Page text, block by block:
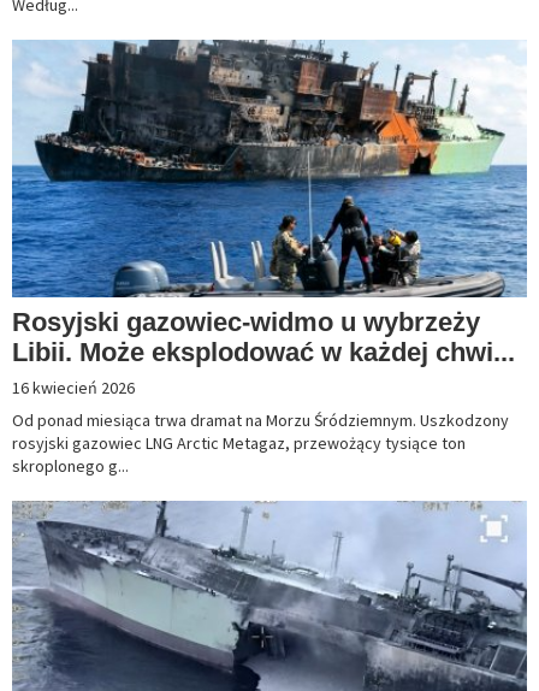
Według...
Rosyjski gazowiec-widmo u wybrzeży
Libii. Może eksplodować w każdej chwi...
16 kwiecień 2026
Od ponad miesiąca trwa dramat na Morzu Śródziemnym. Uszkodzony
rosyjski gazowiec LNG Arctic Metagaz, przewożący tysiące ton
skroplonego g...